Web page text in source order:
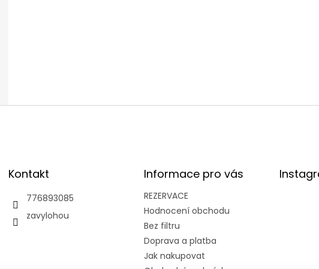
Kontakt
776893085
zavylohou
Informace pro vás
REZERVACE
Hodnocení obchodu
Bez filtru
Doprava a platba
Jak nakupovat